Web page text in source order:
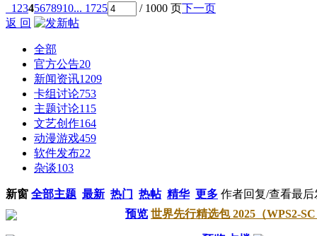
1 2345678910... 1725 / 1000 页下一页
返 回
全部
官方公告20
新闻资讯1209
卡组讨论753
主题讨论115
文艺创作164
动漫游戏459
软件发布22
杂谈103
新窗 全部主题 最新 热门 热帖 精华 更多 作者回复/查看最后
预览 世界先行精选包 2025（WPS2-